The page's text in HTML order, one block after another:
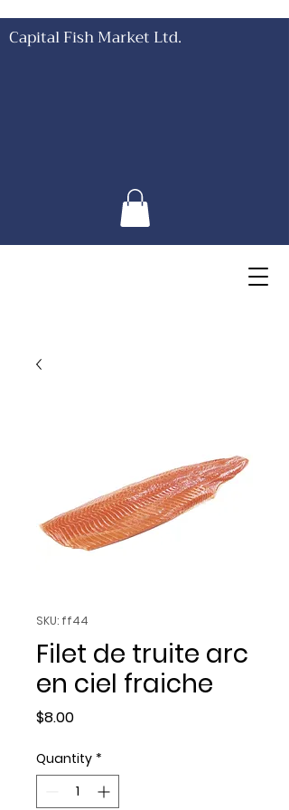
Capital Fish Market Ltd.
SKU: ff44
Filet de truite arc
en ciel fraiche
$8.00Price
Quantity *